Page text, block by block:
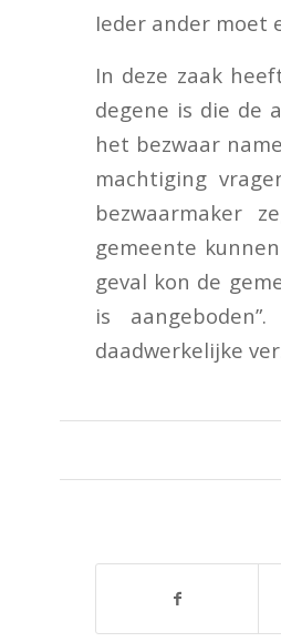
Ieder ander moet
In deze zaak
degene is die de
het bezwaar
machtiging
bezwaarmaker
gemeente
geval kon de
is
daadwerkelijke